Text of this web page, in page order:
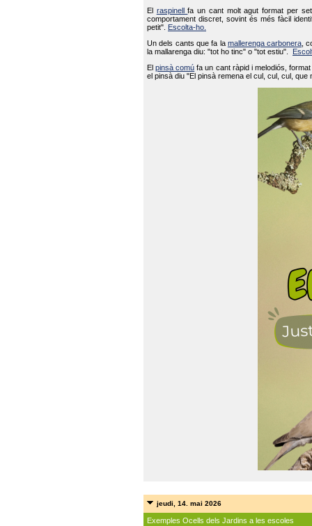
El raspinellfa un cant molt agut format per
comportament discret, sovint és més fàcil
petit".
Escolta-ho.
Un dels cants que fa la mallerenga carbonera ,
la mallarenga diu: "tot ho tinc" o "tot estiu".
Elpinsà comú fa un cant ràpid i melodiós,
el pinsà diu "El pinsà remena el cul, cul, cul,
jeudi, 14. mai 2026
Exemples Ocells dels Jardins a les escoles